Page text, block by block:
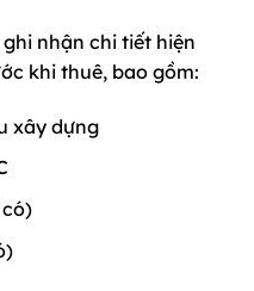
nhận chi tiết hiện
khi thuê, bao gồm:
xây dựng